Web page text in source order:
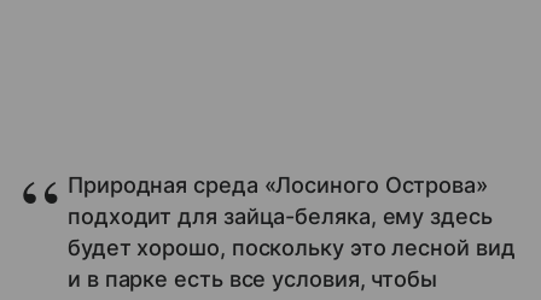
Природная среда «Лосиного Острова»
подходит для зайца-беляка, ему здесь
будет хорошо, поскольку это лесной вид
и в парке есть все условия, чтобы